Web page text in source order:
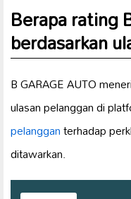
Berapa rating
berdasarkan
B GARAGE AUTO
ulasan pelanggan di
pelangganterhadap
ditawarkan.